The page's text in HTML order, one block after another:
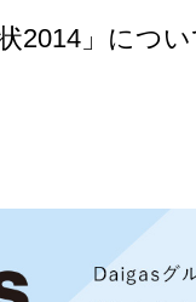
2014」につ